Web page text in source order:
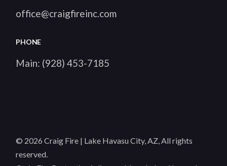
office@craigfireinc.com
PHONE
Main: (928) 453-7185
© 2026Craig Fire | Lake Havasu City, AZ, All rights
reserved.